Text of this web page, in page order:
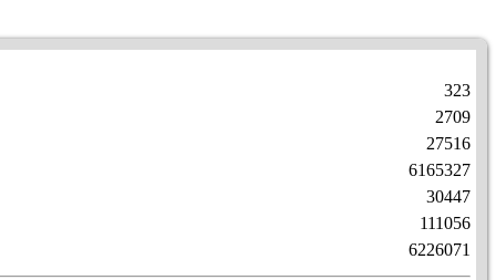
323
2709
27516
6165327
30447
111056
6226071